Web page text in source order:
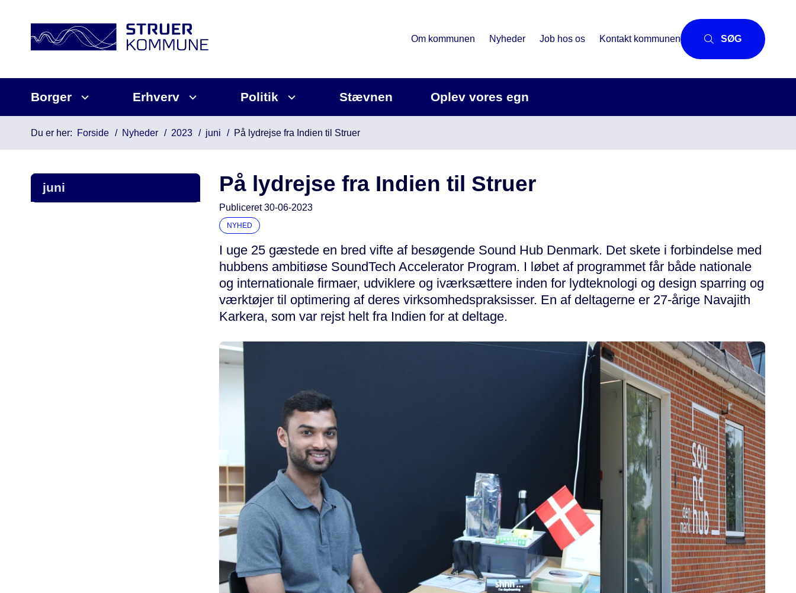
Om kommunen Nyheder Job hos os Kontakt kommunen SØG
Borger Erhverv Politik Stævnen Oplev vores egn
Du er her: Forside Nyheder 2023 juni På lydrejse fra Indien til Struer
juni På lydrejse fra Indien til Struer
Publiceret30-06-2023
NYHED
I uge 25 gæstede en bred vifte af besøgende Sound Hub Denmark. Det skete i forbindelse med
hubbens ambitiøse SoundTech Accelerator Program. I løbet af programmet får både nationale
og internationale firmaer, udviklere og iværksættere inden for lydteknologi og design sparring og
værktøjer til optimering af deres virksomhedspraksisser. En af deltagerne er 27-årige Navajith
Karkera, som var rejst helt fra Indien for at deltage.